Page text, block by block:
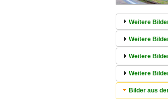
Weitere
Weitere
Weitere
Weitere
Bilder aus